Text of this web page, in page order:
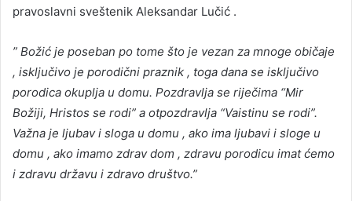
pravoslavni sveštenik Aleksandar Lučić .
” Božić je poseban po tome što je vezan za mnoge običaje
, isključivo je porodični praznik , toga dana se isključivo
porodica okuplja u domu. Pozdravlja se riječima “Mir
Božiji, Hristos se rodi” a otpozdravlja “Vaistinu se rodi”.
Važna je ljubav i sloga u domu , ako ima ljubavi i sloge u
domu , ako imamo zdrav dom , zdravu porodicu imat ćemo
i zdravu državu i zdravo društvo.”